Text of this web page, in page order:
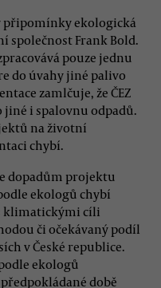
připomínky ekologická
společnost Frank Bold.
pouze jednu
do úvahy jiné palivo
zamlčuje, že ČEZ
i spalovnu odpadů.
na životní
chybí.
dopadům projektu
ekologů chybí
klimatickými cíli
či očekávaný podíl
v České republice.
ekologů
době